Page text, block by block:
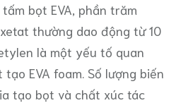
bọt EVA, phần trăm
thường dao động từ 10
là một yếu tố quan
EVA foam. Số lượng biến
tạo bọt và chất xúc tác